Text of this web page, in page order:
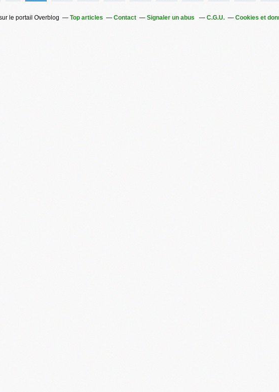
le portail Overblog Top articles Contact Signaler un abus C.G.U. Cookies et